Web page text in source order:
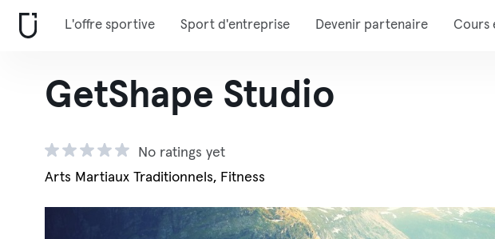
L'offre sportive Sport d'entreprise Devenir partenaire Cours
GetShape Studio
No ratings yet
Arts Martiaux Traditionnels, Fitness